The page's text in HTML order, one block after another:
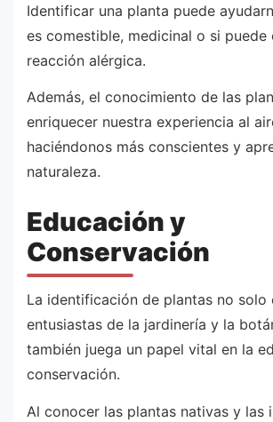
Identificar una planta puede
es comestible, medicinal o si puede
reacción alérgica.
Además, el conocimiento de las
enriquecer nuestra experiencia al
haciéndonos más conscientes y
naturaleza.
Educación y
Conservación
La identificación de plantas no solo
entusiastas de la jardinería y la
también juega un papel vital en la
conservación.
Al conocer las plantas nativas y las